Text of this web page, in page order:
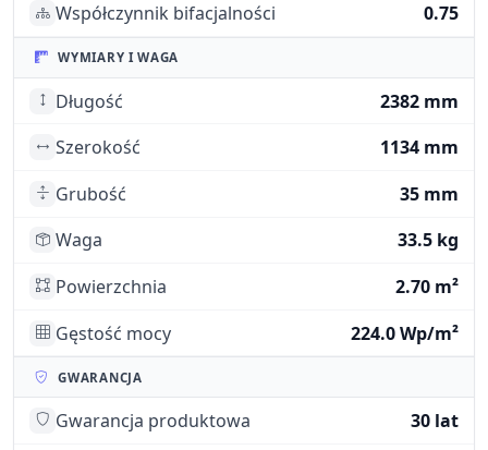
Współczynnik bifacjalności
0.75
WYMIARY I WAGA
Długość
2382 mm
Szerokość
1134 mm
Grubość
35 mm
Waga
33.5 kg
Powierzchnia
2.70 m²
Gęstość mocy
224.0 Wp/m²
GWARANCJA
Gwarancja produktowa
30 lat